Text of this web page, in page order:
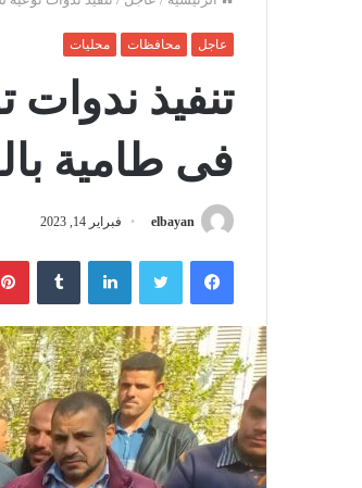
عاجل محافظات محليات
تنفيذ ندوات
فى طامية
elbayan فبراير 14, 2023
فيسبوك لينكدإن